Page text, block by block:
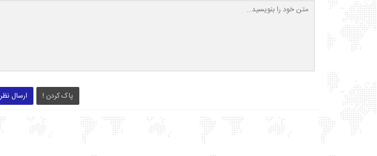
ارسال نظر پاک کردن !